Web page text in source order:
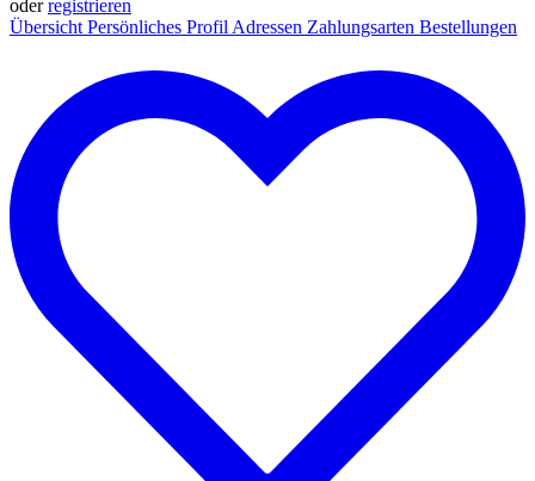
oderregistrieren
Übersicht Persönliches Profil Adressen Zahlungsarten Bestellungen